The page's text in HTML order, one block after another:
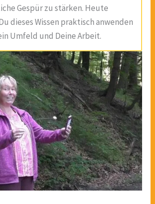
Gespür zu stärken. Heute
dieses Wissen praktisch anwenden
Umfeld und Deine Arbeit.